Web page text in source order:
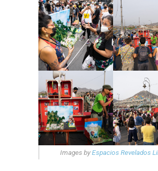
Images byEspacios Revelados